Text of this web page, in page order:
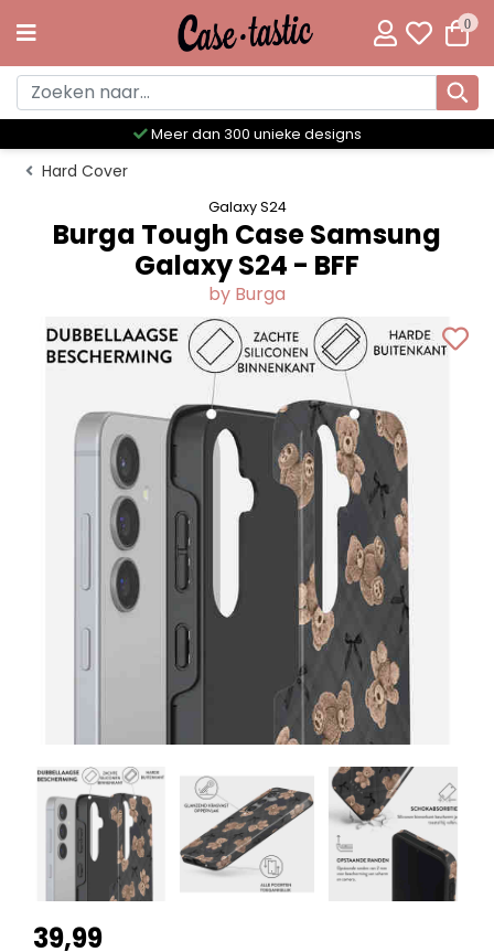
0
Meer dan 300 unieke designs
Hard Cover
Galaxy S24
Burga Tough Case Samsung
Galaxy S24 - BFF
by Burga
39,99